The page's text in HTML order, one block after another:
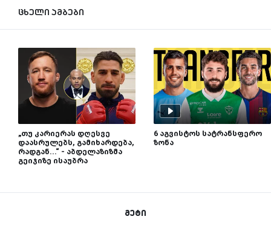
ცხელი ამბები
„თუ კარიერას დღესვე
დაასრულებს, გამიხარდება,
რადგან...“ - აბდელაზიზმა
გეიჯიზე ისაუბრა
6 აგვისტოს სატრანსფერო
ზონა
მეტი